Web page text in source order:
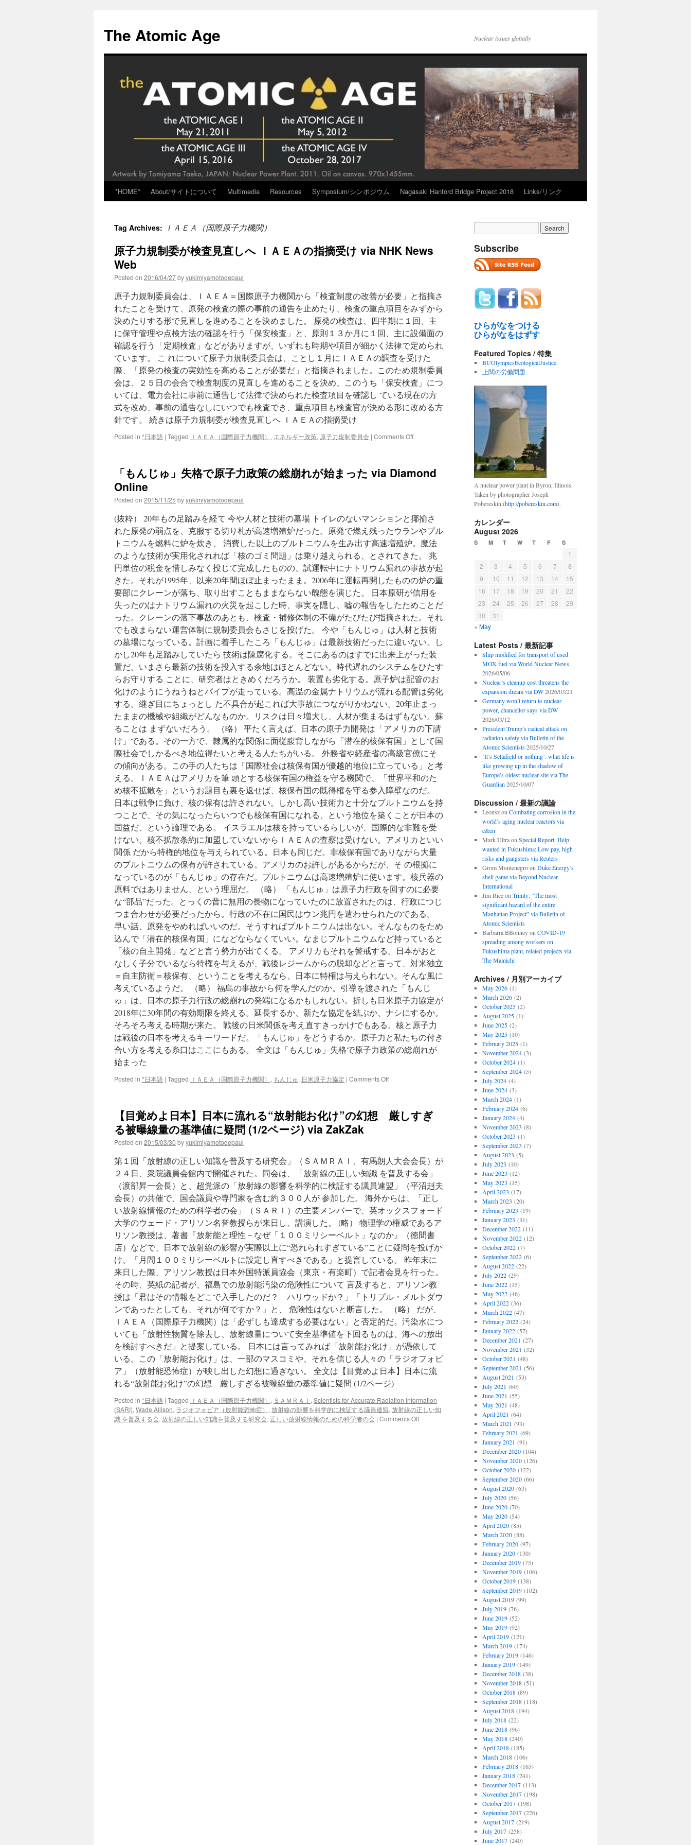
content
The Atomic Age Nuclear issues globally
*HOME* About/サイトについて Multimedia Resources Symposium/シンポジウム Nagasaki Hanford Bridge Project 2018 Links/リンク
Tag Archives: ＩＡＥＡ（国際原子力機関）
原子力規制委が検査見直しへ ＩＡＥＡの指摘受け via NHK News
Web
Posted on 2016/04/27byyukimiyamotodepaul
原子力規制委員会は、ＩＡＥＡ＝国際原子力機関から「検査制度の改善が必要」と指摘さ
れたことを受けて、原発の検査の際の事前の通告を止めたり、検査の重点項目をみずから
決めたりする形で見直しを進めることを決めました。 原発の検査は、四半期に１回、主
に保守管理や点検方法の確認を行う「保安検査」と、原則１３か月に１回、主に設備面の
確認を行う「定期検査」などがありますが、いずれも時期や項目が細かく法律で定められ
ています。 こ れについて原子力規制委員会は、ことし１月にＩＡＥＡの調査を受けた
際、「原発の検査の実効性を高めることが必要だ」と指摘されました。このため規制委員
会は、２５日の会合で検査制度の見直しを進めることを決め、このうち「保安検査」につ
いては、電力会社に事前に通告して法律で決められた検査項目を確認し ている現在の方
式を改め、事前の通告なしにいつでも検査でき、重点項目も検査官が決める形に改める方
針です。 続きは原子力規制委が検査見直しへ ＩＡＥＡの指摘受け
Posted in *日本語 | Tagged ＩＡＥＡ（国際原子力機関） , エネルギー政策, 原子力規制委員会 | Comments Offon
規
査
見
し
へ
Ｉ
Ａ
Ｅ
Ａ
の
指
摘
受
け
via
NHK
News
Web
「もんじゅ」失格で原子力政策の総崩れが始まった via Diamond
Online
Posted on 2015/11/25 byyukimiyamotodepaul
(抜粋） 20年もの足踏みを経て 今や人材と技術の墓場 トイレのないマンションと揶揄さ
れた原発の弱点を、克服する切り札が高速増殖炉だった。原発で燃え残ったウランやプル
トニウムを燃料に炉を炊き、 消費した以上のプルトニウムを生み出す高速増殖炉。魔法
のような技術が実用化されれば「核のゴミ問題」は乗り越えられる、とされてきた。 兆
円単位の税金を惜しみなく投じて完成したものの、試運転中にナトリウム漏れの事故が起
きた。それが1995年、以来20年間ほぼ止まったまま。2006年に運転再開したものの炉の重
要部にクレーンが落ち、取り出すこともままならない醜態を演じた。 日本原研が信用を
失ったのはナトリウム漏れの火災を起こした時、事実を隠し、嘘の報告をしたためことだ
った。クレーンの落下事故のあとも、検査・補修体制の不備がたびたび指摘された。それ
でも改まらない運営体制に規制委員会もさじを投げた。 今や「もんじゅ」は人材と技術
の墓場になっている。計画に着手したころ「もんじゅ」は最新技術だったに違いない。し
かし20年も足踏みしていたら 技術は陳腐化する。そこにあるのはすでに出来上がった装
置だ。いまさら最新の技術を投入する余地はほとんどない。時代遅れのシステムをひたす
らお守りする ことに、研究者はときめくだろうか。 装置も劣化する。原子炉は配管のお
化けのようにうねうねとパイプが走っている。高温の金属ナトリウムが流れる配管は劣化
する。継ぎ目にちょっとし た不具合が起これば大事故につながりかねない。20年止まっ
たままの機械や組織がどんなものか。リスクは日々増大し、人材が集まるはずもない。蘇
ることは まずないだろう。 （略） 平たく言えば、日本の原子力開発は「アメリカの下請
け」である。その一方で、隷属的な関係に面従腹背しながら「潜在的核保有国」として国
際社会でしかるべき地位得たいと考える人たちがいる。 外務省や経産省の高級官僚にそ
の傾向がある。この手の人たちは「国際社会は核保有国が優越的地位に立っている」と考
える。ＩＡＥＡはアメリカを筆 頭とする核保有国の権益を守る機関で、「世界平和のた
め核不拡散を」というお題目も裏を返せば、核保有国の既得権を守る参入障壁なのだ。
日本は戦争に負け、核の保有は許されない。しかし高い技術力と十分なプルトニウムを持
つことで、その気になったらいつでも核保有国になれる、という地位を築くことが日本の
国益だ、という論理である。 イスラエルは核を持っているらしいが、国際的な非難を受
けない。核不拡散条約に加盟していないからＩＡＥＡの査察は受けない。アメリカといい
関係 だから特権的地位を与えられている。日本も同じだ。非核保有国でありながら大量
のプルトニウムの保有が許されている。アメリカのお許しがあるからだが、そ の根拠に
なっているのが「もんじゅ」の存在だ。プルトニウムは高速増殖炉に使います。核兵器の
原料ではありません、という理屈だ。 （略） 「もんじゅ」は原子力行政を回すのに必要
な“部品”だった。とっくの昔に無用の長物になっていたのに放置されたのは、行政につじ
つま合わせが必要だったから。行政の不在に国民はウン兆円を遣わせられたのである。
早い話、原発をやめればいいのだ。そうすればプルトニウムは出ない。そんなものをため
込んで「潜在的核保有国」になどならなくていい。なまじプルトニウムなど持っていると
「核の自主開発」などと言う勢力が出てくる。 アメリカもそれを警戒する。日本がおと
なしく子分でいるなら特権を与えるが、戦後レジームからの脱却などと言って、対米独立
＝自主防衛＝核保有、ということを考えるなら、日本に特権は与えられない。そんな風に
考えているようだ。 （略） 福島の事故から何を学んだのか。引導を渡された「もんじ
ゅ」は、日本の原子力行政の総崩れの発端になるかもしれない。折しも日米原子力協定が
2018年に30年間の有効期限を終える。延長するか、新たな協定を結ぶか、ナシにするか。
そろそろ考える時期が来た。 戦後の日米関係を考え直すきっかけでもある。核と原子力
は戦後の日本を考えるキーワードだ。「もんじゅ」をどうするか。原子力と私たちの付き
合い方を考える糸口はここにもある。 全文は「もんじゅ」失格で原子力政策の総崩れが
始まった
Posted in *日本語 | Tagged ＩＡＥＡ（国際原子力機関） , もんじゅ, 日米原子力協定 | Comments Offon
ゅ」
子
力
政
策
の
総
崩
れ
が
始
ま
っ
た
Diamond
Online
【目覚めよ日本】日本に流れる“放射能お化け”の幻想 厳しすぎ
る被曝線量の基準値に疑問 (1/2ページ) via ZakZak
Posted on 2015/03/30 byyukimiyamotodepaul
第１回「放射線の正しい知識を普及する研究会」（ＳＡＭＲＡＩ、有馬朗人大会会長）が
２４日、衆院議員会館内で開催された。同会は、「放射線の正しい知識 を普及する会」
（渡部昇一会長）と、超党派の「放射線の影響を科学的に検証する議員連盟」（平沼赳夫
会長）の共催で、国会議員や専門家を含む約３００人が 参加した。 海外からは、「正し
い放射線情報のための科学者の会」（ＳＡＲＩ）の主要メンバーで、英オックスフォード
大学のウェード・アリソン名誉教授らが来日し、講演した。 (略） 物理学の権威であるア
リソン教授は、著書『放射能と理性－なぜ「１００ミリシーベルト」なのか』（徳間書
店）などで、日本で放射線の影響が実際以上に“恐れられすぎている”ことに疑問を投げか
け、「月間１００ミリシーベルトに設定し直すべきである」と提言している。 昨年末に
来日した際、アリソン教授は日本外国特派員協会（東京・有楽町）で記者会見を行った。
その時、英紙の記者が、福島での放射能汚染の危険性について 言及すると、アリソン教
授は「君はその情報をどこで入手したのだ？ ハリウッドか？」「トリプル・メルトダウ
ンであったとしても、それが何ですか？」と、 危険性はないと断言した。 （略） だが、
ＩＡＥＡ（国際原子力機関）は「必ずしも達成する必要はない」と否定的だ。汚染水につ
いても「放射性物質を除去し、放射線量について安全基準値を下回るものは、海への放出
を検討すべきだ」と提案している。 日本には言ってみれば「放射能お化け」が憑依して
いる。この「放射能お化け」は、一部のマスコミや、それを信じる人々の「ラジオフォビ
ア」（放射能恐怖症）が映し出した幻想に過ぎない。 全文は【目覚めよ日本】日本に流
れる“放射能お化け”の幻想 厳しすぎる被曝線量の基準値に疑問 (1/2ページ)
Posted in *日本語 | Tagged ＩＡＥＡ（国際原子力機関） , ＳＡＭＲＡＩ , Scientists for Accurate Radiation Information
(SARI), Wade Allison, ラジオフォビア（放射能恐怖症） , 放射線の影響を科学的に検証する議員連盟, 放射線の正しい知
識 を普及する会, 放射線の正しい知識を普及する研究会, 正しい放射線情報のための科学者の会 | Comments Offon
Subscribe
ひらがなをつける
ひらがなをはずす
Featured Topics / 特集
BUOlympicsEcologicalJustice
上関の労働問題
A nuclear power plant in Byron, Illinois.
Taken by photographer Joseph
Pobereskin (http://pobereskin.com).
カレンダー
August 2026
S M T W T F S
1
2
3 4 5 6 7
8
9
10 11 12 13 14
15
16
17 18 19 20 21
22
23
24 25 26 27 28
29
30
31
« May
Latest Posts / 最新記事
Ship modified for transport of used
MOX fuel via World Nuclear News
2026/05/06
Nuclear’s cleanup cost threatens the
expansion dream via DW 2026/03/21
Germany won’t return to nuclear
power, chancellor says via DW
2026/03/12
President Trump’s radical attack on
radiation safety via Bulletin of the
Atomic Scientists 2025/10/27
‘It’s Sellafield or nothing’: what life is
like growing up in the shadow of
Europe’s oldest nuclear site via The
Guardian 2025/10/07
Discussion / 最新の議論
Leonszon Combating corrosion in the
world’s aging nuclear reactors via
c&en
Mark Ultraon Special Report: Help
wanted in Fukushima: Low pay, high
risks and gangsters via Reuters
Grom Montenegroon Duke Energy’s
shell game via Beyond Nuclear
International
Jim Riceon Trinity: “The most
significant hazard of the entire
Manhattan Project” via Bulletin of
Atomic Scientists
Barbarra BBonneyon COVID-19
spreading among workers on
Fukushima plant, related projects via
The Mainichi
Archives / 月別アーカイブ
May 2026(1)
March 2026(2)
October 2025(2)
August 2025(1)
June 2025(2)
May 2025(10)
February 2025(1)
November 2024(3)
October 2024(1)
September 2024(5)
July 2024(4)
June 2024(3)
March 2024(1)
February 2024(6)
January 2024(4)
November 2023 (8)
October 2023 (1)
September 2023 (7)
August 2023 (5)
July 2023 (10)
June 2023 (12)
May 2023 (15)
April 2023 (17)
March 2023 (20)
February 2023 (19)
January 2023 (31)
December 2022(11)
November 2022(12)
October 2022(7)
September 2022(6)
August 2022(22)
July 2022(29)
June 2022(15)
May 2022(46)
April 2022(36)
March 2022(47)
February 2022(24)
January 2022(57)
December 2021 (27)
November 2021 (32)
October 2021 (48)
September 2021 (56)
August 2021 (53)
July 2021 (60)
June 2021 (55)
May 2021 (48)
April 2021 (64)
March 2021 (93)
February 2021 (69)
January 2021 (91)
December 2020(104)
November 2020(126)
October 2020(122)
September 2020(66)
August 2020(63)
July 2020(56)
June 2020(70)
May 2020(54)
April 2020(85)
March 2020(88)
February 2020(97)
January 2020(130)
December 2019(75)
November 2019(106)
October 2019(138)
September 2019(102)
August 2019(99)
July 2019(76)
June 2019(52)
May 2019(92)
April 2019(121)
March 2019(174)
February 2019(146)
January 2019(149)
December 2018(38)
November 2018(51)
October 2018(89)
September 2018(118)
August 2018(194)
July 2018(22)
June 2018(96)
May 2018(240)
April 2018(185)
March 2018(106)
February 2018(165)
January 2018(241)
December 2017(113)
November 2017(198)
October 2017(198)
September 2017(226)
August 2017(219)
July 2017(258)
June 2017(240)